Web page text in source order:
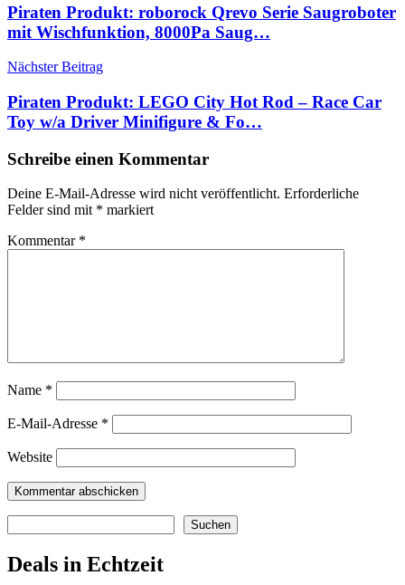
Piraten Produkt: roborock Qrevo Serie Saugroboter
mit Wischfunktion, 8000Pa Saug…
Nächster Beitrag
Piraten Produkt: LEGO City Hot Rod – Race Car
Toy w/a Driver Minifigure & Fo…
Schreibe einen Kommentar
Deine E-Mail-Adresse wird nicht veröffentlicht. Erforderliche
Felder sind mit * markiert
Kommentar *
Name *
E-Mail-Adresse *
Website
Suchen
Deals in Echtzeit